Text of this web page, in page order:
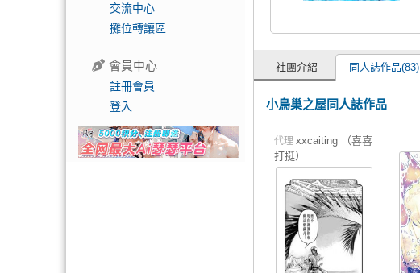
交流中心
攤位轉讓區
會員中心
註冊會員
登入
社團介紹 同人誌作品(83)
小鳥巢之屋同人誌作品
代理 xxcaiting （喜喜
打挺）